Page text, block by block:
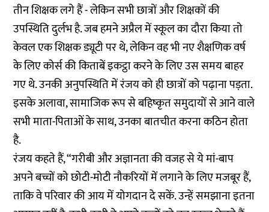
तीन शिक्षक लगे हैं - लेकिन सभी छात्रों और शिक्षकों की
उपस्थिति दुर्लभ है. जब हमने अप्रैल में स्कूल का दौरा किया तो
केवल एक शिक्षक ड्यूटी पर थे, लेकिन वह भी नए शैक्षणिक वर्ष
के लिए कोर्स की किताबें इकट्ठा करने के लिए उस समय बाहर
गए थे. उनकी अनुपस्थिति में रंजय को ही छात्रों को पढ़ाना पड़ता.
इसके अलावा, सामाजिक रूप से बहिष्कृत समुदायों से आने वाले
सभी माता-पिताओं के साथ, उनका बातचीत करना कठिन होता
है.
रंजय कहते हैं, “गरीबी और अज्ञानता की वजह से ये मां-बाप
अपने बच्चों को छोटी-मोटी नौकरियों में लगाने के लिए मजबूर हैं,
ताकि वे परिवार की आय में योगदान दे सकें. उन्हें समझाना इतना